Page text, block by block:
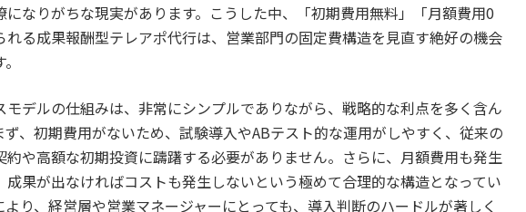
になりがちな現実があります。こうした中、「初期費用無料」「月額費用0
れる成果報酬型テレアポ代行は、営業部門の固定費構造を見直す絶好の機会
モデルの仕組みは、非常にシンプルでありながら、戦略的な利点を多く含ん
ず、初期費用がないため、試験導入やABテスト的な運用がしやすく、従来の
約や高額な初期投資に躊躇する必要がありません。さらに、月額費用も発生
成果が出なければコストも発生しないという極めて合理的な構造となってい
より、経営層や営業マネージャーにとっても、導入判断のハードルが著しく